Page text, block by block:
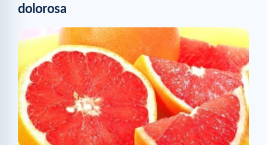
dolorosa